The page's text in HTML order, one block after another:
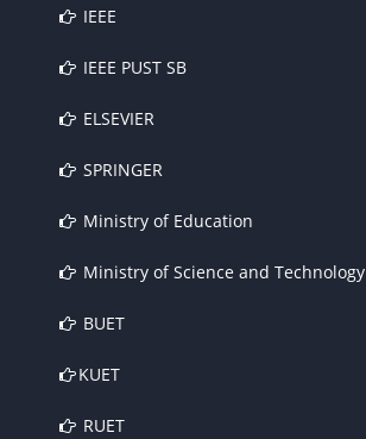
IEEE
IEEE PUST SB
ELSEVIER
SPRINGER
Ministry of Education
Ministry of Science and Technology
BUET
KUET
RUET